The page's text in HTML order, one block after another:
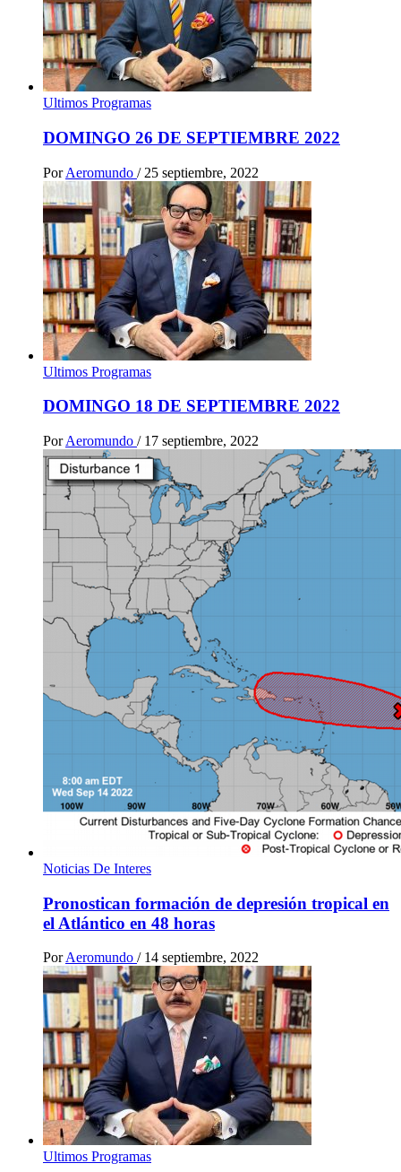
Ultimos Programas
DOMINGO 26 DE SEPTIEMBRE 2022
Por Aeromundo / 25 septiembre, 2022
Ultimos Programas
DOMINGO 18 DE SEPTIEMBRE 2022
Por Aeromundo / 17 septiembre, 2022
Noticias De Interes
Pronostican formación de depresión tropical en
el Atlántico en 48 horas
PorAeromundo / 14 septiembre, 2022
Ultimos Programas